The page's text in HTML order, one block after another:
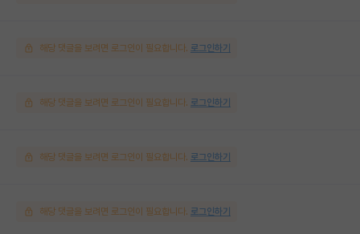
해당 댓글을 보려면 로그인이 필요합니다. 로그인하기
해당 댓글을 보려면 로그인이 필요합니다. 로그인하기
해당 댓글을 보려면 로그인이 필요합니다. 로그인하기
해당 댓글을 보려면 로그인이 필요합니다. 로그인하기